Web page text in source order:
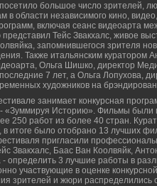
большое число зрителей,
в области независимого кино,
включая сеанс видеоарта
Тейс Звакхалс, живое
запомнившегося зрителя
Также итальянским
Ольга Шишко, директор
7 лет, а Ольга Лопухова,
художников на
занимает конкурсная
«Зуммируя Историю». Фильмы
250 работ из более 40 стран.
в итоге было отобрано 13 лучших
пригласили
Звакхалс, Баас Ван Коолвяйк,
определить 3 лучшие работы в
участвующие в оценке
зрителей и жюри